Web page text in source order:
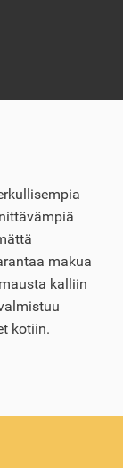
makua
kalliin
kotiin.